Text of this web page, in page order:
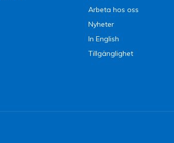
Arbeta hos oss
Nyheter
In English
Tillgänglighet